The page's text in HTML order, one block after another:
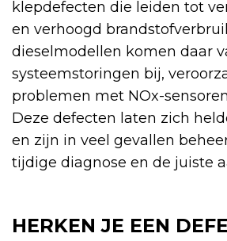
klepdefecten die leiden tot
en verhoogd
dieselmodellen komen daar
systeemstoringen bij,
problemen met NOx-
Deze defecten laten zich
en zijn in veel gevallen
tijdige diagnose en de juiste
HERKEN JE EEN